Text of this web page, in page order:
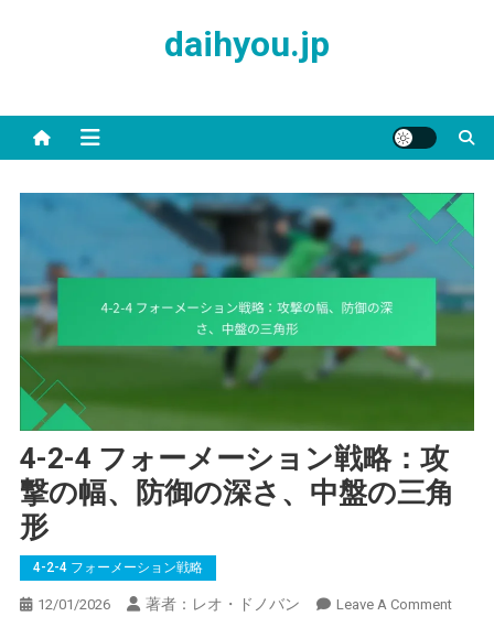
daihyou.jp
4-2-4 フォーメーション戦略：攻
撃の幅、防御の深さ、中盤の三角
形
4-2-4 フォーメーション戦略
12/01/2026 著者：レオ・ドノバン Leave A CommentOn